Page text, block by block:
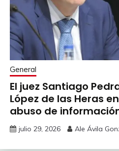
General
El juez Santiago
López de las Heras
abuso de
julio 29, 2026 Ale Ávila